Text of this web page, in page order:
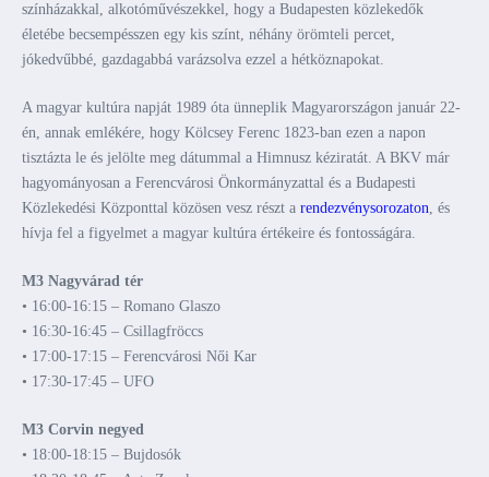
színházakkal, alkotóművészekkel, hogy a Budapesten közlekedők
életébe becsempésszen egy kis színt, néhány örömteli percet,
jókedvűbbé, gazdagabbá varázsolva ezzel a hétköznapokat.
A magyar kultúra napját 1989 óta ünneplik Magyarországon január 22-
én, annak emlékére, hogy Kölcsey Ferenc 1823-ban ezen a napon
tisztázta le és jelölte meg dátummal a Himnusz kéziratát. A BKV már
hagyományosan a Ferencvárosi Önkormányzattal és a Budapesti
Közlekedési Központtal közösen vesz részt a rendezvénysorozaton, és
hívja fel a figyelmet a magyar kultúra értékeire és fontosságára.
M3 Nagyvárad tér
• 16:00-16:15 – Romano Glaszo
• 16:30-16:45 – Csillagfröccs
• 17:00-17:15 – Ferencvárosi Női Kar
• 17:30-17:45 – UFO
M3 Corvin negyed
• 18:00-18:15 – Bujdosók